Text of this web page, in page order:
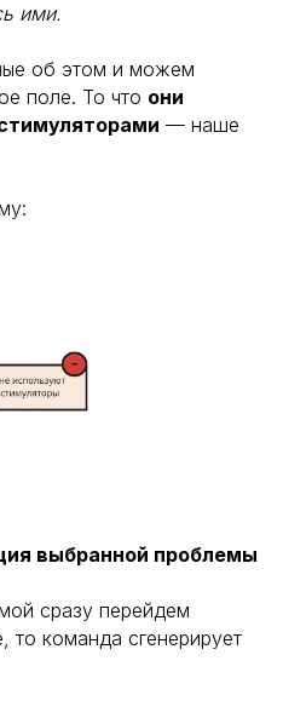
ими.
об этом и можем
поле. То что они
— наше
выбранной проблемы
сразу перейдем
команда сгенерирует